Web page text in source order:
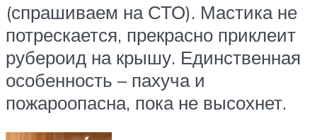
(спрашиваем на СТО). Мастика не
потрескается, прекрасно приклеит
рубероид на крышу. Единственная
особенность – пахуча и
пожароопасна, пока не высохнет.